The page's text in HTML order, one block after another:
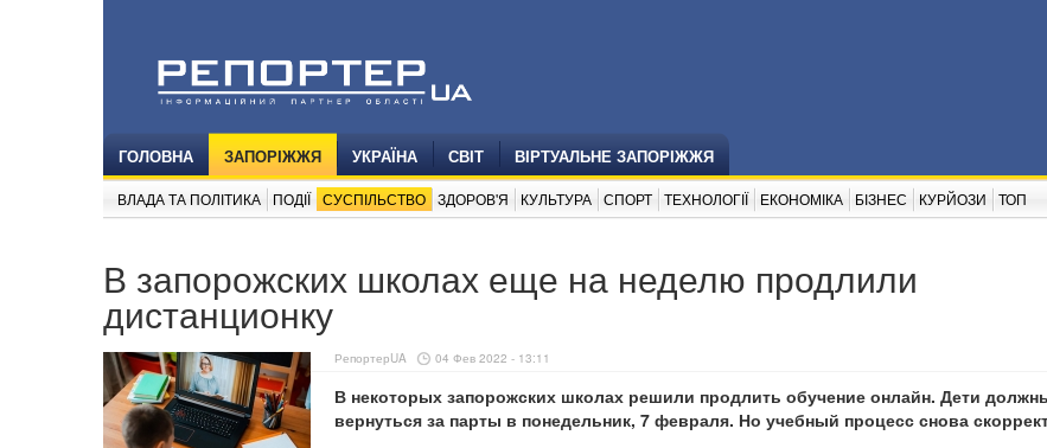
ГОЛОВНА ЗАПОРІЖЖЯ УКРАЇНА СВІТ ВІРТУАЛЬНЕ ЗАПОРІЖЖЯ
ВЛАДА ТА ПОЛІТИКА ПОДІЇ СУСПІЛЬСТВО ЗДОРОВ'Я КУЛЬТУРА СПОРТ ТЕХНОЛОГІЇ ЕКОНОМІКА БІЗНЕС КУРЙОЗИ ТОП
В запорожских школах еще на неделю продлили
дистанционку
РепортерUA 04 Фев 2022 - 13:11
В некоторых запорожских школах решили продлить обучение онлайн. Дети
вернуться за парты в понедельник, 7 февраля. Но учебный процесс снова